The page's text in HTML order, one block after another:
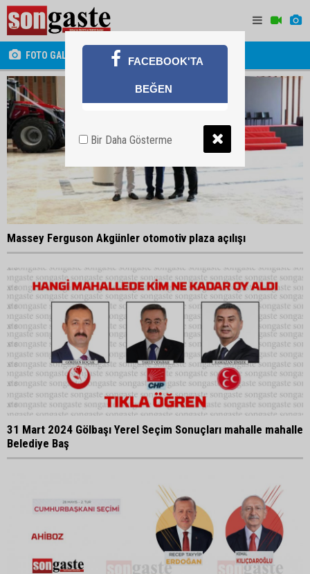
FOTO GALERİ
Massey Ferguson Akgünler otomotiv plaza açılışı
31 Mart 2024 Gölbaşı Yerel Seçim Sonuçları mahalle mahalle
Belediye Baş
FACEBOOK'TA
BEĞEN
Bir Daha Gösterme